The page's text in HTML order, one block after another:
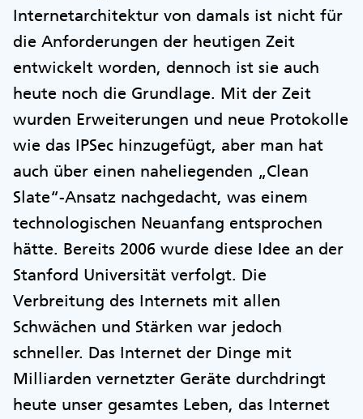
Internetarchitektur von damals ist nicht für
die Anforderungen der heutigen Zeit
entwickelt worden, dennoch ist sie auch
heute noch die Grundlage. Mit der Zeit
wurden Erweiterungen und neue Protokolle
wie das IPSec hinzugefügt, aber man hat
auch über einen naheliegenden „Clean
Slate“-Ansatz nachgedacht, was einem
technologischen Neuanfang entsprochen
hätte. Bereits 2006 wurde diese Idee an der
Stanford Universität verfolgt. Die
Verbreitung des Internets mit allen
Schwächen und Stärken war jedoch
schneller. Das Internet der Dinge mit
Milliarden vernetzter Geräte durchdringt
heute unser gesamtes Leben, das Internet